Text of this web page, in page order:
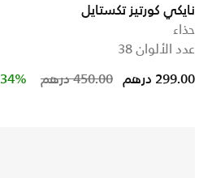
نايكي كورتيز تكستايل
حذاء
عدد الألوان 38
Price reduced from
450.00 درهم to 299.00 درهم 34% خصم